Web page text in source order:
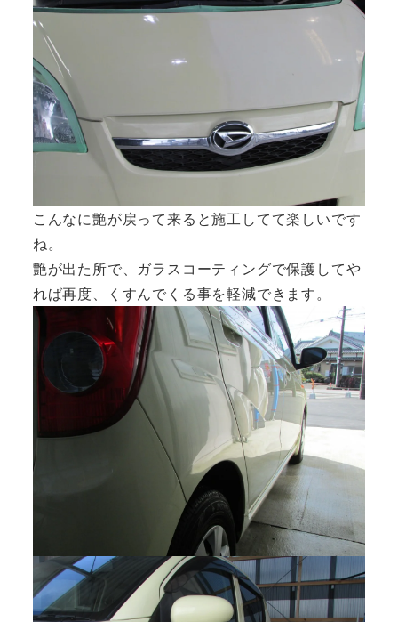
こんなに艶が戻って来ると施工してて楽しいです
ね。
艶が出た所で、ガラスコーティングで保護してや
れば再度、くすんでくる事を軽減できます。